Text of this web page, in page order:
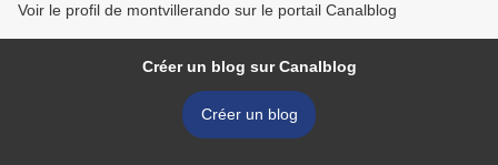
Voir le profil de montvillerando sur le portail Canalblog
Créer un blog sur Canalblog
Créer un blog